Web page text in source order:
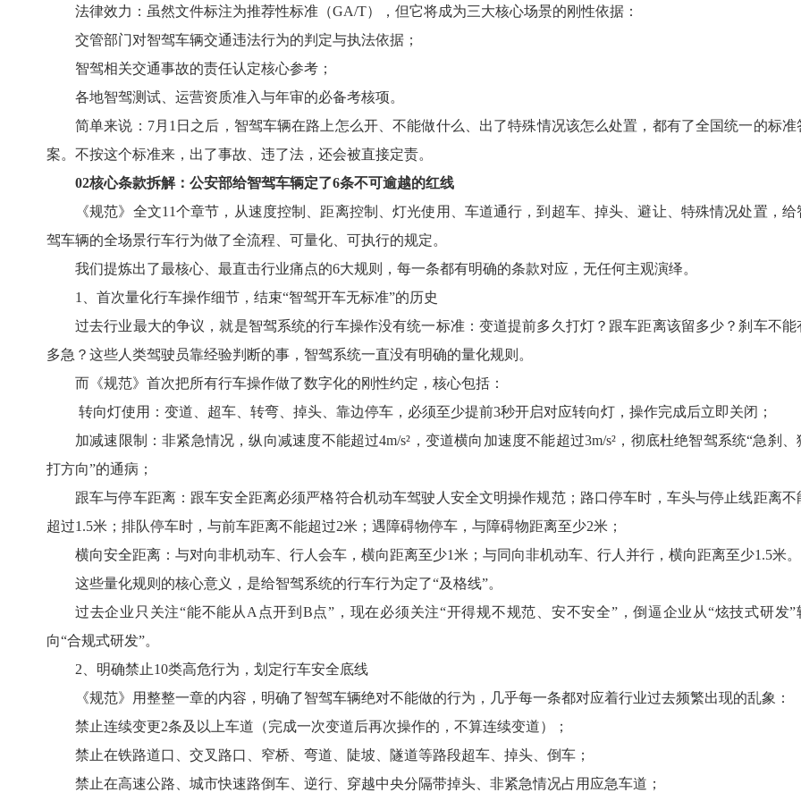
法律效力：虽然文件标注为推荐性标准（GA/T），但它将成为三大核心场景的刚性依据：
交管部门对智驾车辆交通违法行为的判定与执法依据；
智驾相关交通事故的责任认定核心参考；
各地智驾测试、运营资质准入与年审的必备考核项。
简单来说：7月1日之后，智驾车辆在路上怎么开、不能做什么、出了特殊情况该怎么处置，都有了全国统一的标准
案。不按这个标准来，出了事故、违了法，还会被直接定责。
02核心条款拆解：公安部给智驾车辆定了6条不可逾越的红线
《规范》全文11个章节，从速度控制、距离控制、灯光使用、车道通行，到超车、掉头、避让、特殊情况处置，给
驾车辆的全场景行车行为做了全流程、可量化、可执行的规定。
我们提炼出了最核心、最直击行业痛点的6大规则，每一条都有明确的条款对应，无任何主观演绎。
1、首次量化行车操作细节，结束“智驾开车无标准”的历史
过去行业最大的争议，就是智驾系统的行车操作没有统一标准：变道提前多久打灯？跟车距离该留多少？刹车不能
多急？这些人类驾驶员靠经验判断的事，智驾系统一直没有明确的量化规则。
而《规范》首次把所有行车操作做了数字化的刚性约定，核心包括：
转向灯使用：变道、超车、转弯、掉头、靠边停车，必须至少提前3秒开启对应转向灯，操作完成后立即关闭；
加减速限制：非紧急情况，纵向减速度不能超过4m/s²，变道横向加速度不能超过3m/s²，彻底杜绝智驾系统“急刹、
打方向”的通病；
跟车与停车距离：跟车安全距离必须严格符合机动车驾驶人安全文明操作规范；路口停车时，车头与停止线距离不
超过1.5米；排队停车时，与前车距离不能超过2米；遇障碍物停车，与障碍物距离至少2米；
横向安全距离：与对向非机动车、行人会车，横向距离至少1米；与同向非机动车、行人并行，横向距离至少1.5米。
这些量化规则的核心意义，是给智驾系统的行车行为定了“及格线”。
过去企业只关注“能不能从A点开到B点”，现在必须关注“开得规不规范、安不安全”，倒逼企业从“炫技式研发”
向“合规式研发”。
2、明确禁止10类高危行为，划定行车安全底线
《规范》用整整一章的内容，明确了智驾车辆绝对不能做的行为，几乎每一条都对应着行业过去频繁出现的乱象：
禁止连续变更2条及以上车道（完成一次变道后再次操作的，不算连续变道）；
禁止在铁路道口、交叉路口、窄桥、弯道、陡坡、隧道等路段超车、掉头、倒车；
禁止在高速公路、城市快速路倒车、逆行、穿越中央分隔带掉头、非紧急情况占用应急车道；